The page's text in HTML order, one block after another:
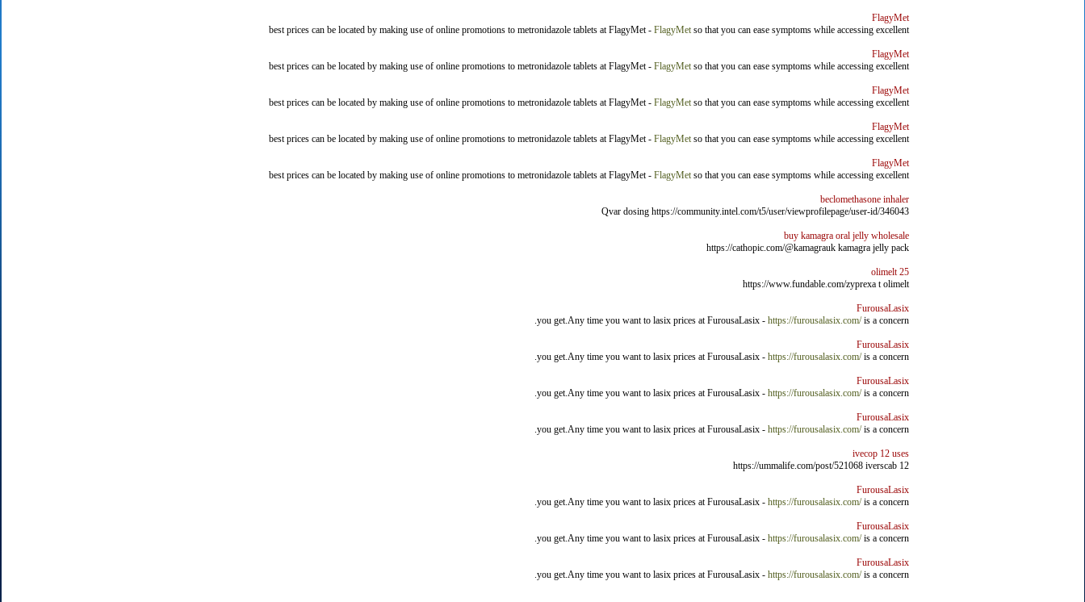
FlagyMet
best prices can be located by making use of online promotions to metronidazole tablets at FlagyMet - FlagyMetso that you can ease symptoms while accessing excellent
FlagyMet
best prices can be located by making use of online promotions to metronidazole tablets at FlagyMet - FlagyMetso that you can ease symptoms while accessing excellent
FlagyMet
best prices can be located by making use of online promotions to metronidazole tablets at FlagyMet - FlagyMetso that you can ease symptoms while accessing excellent
FlagyMet
best prices can be located by making use of online promotions to metronidazole tablets at FlagyMet - FlagyMetso that you can ease symptoms while accessing excellent
FlagyMet
best prices can be located by making use of online promotions to metronidazole tablets at FlagyMet - FlagyMetso that you can ease symptoms while accessing excellent
beclomethasone inhaler
Qvar dosing https://community.intel.com/t5/user/viewprofilepage/user-id/346043
buy kamagra oral jelly wholesale
https://cathopic.com/@kamagrauk kamagra jelly pack
olimelt 25
https://www.fundable.com/zyprexa t olimelt
FurousaLasix
you get.Any time you want to lasix prices at FurousaLasix - https://furousalasix.com/is a concern.
FurousaLasix
you get.Any time you want to lasix prices at FurousaLasix - https://furousalasix.com/is a concern.
FurousaLasix
you get.Any time you want to lasix prices at FurousaLasix - https://furousalasix.com/is a concern.
FurousaLasix
you get.Any time you want to lasix prices at FurousaLasix - https://furousalasix.com/is a concern.
ivecop 12 uses
https://ummalife.com/post/521068 iverscab 12
FurousaLasix
you get.Any time you want to lasix prices at FurousaLasix - https://furousalasix.com/is a concern.
FurousaLasix
you get.Any time you want to lasix prices at FurousaLasix - https://furousalasix.com/is a concern.
FurousaLasix
you get.Any time you want to lasix prices at FurousaLasix - https://furousalasix.com/is a concern.